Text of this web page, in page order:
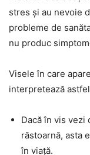
stres și au nevoie
probleme de
nu produc
Visele în care apare
interpretează
Dacă în vis vezi
răstoarnă, asta
în viață.